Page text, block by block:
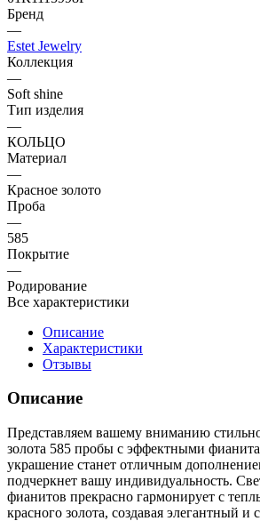
Бренд
—
Estet Jewelry
Коллекция
—
Soft shine
Тип изделия
—
КОЛЬЦО
Материал
—
Красное золото
Проба
—
585
Покрытие
—
Родирование
Все характеристики
Описание
Характеристики
Отзывы
Описание
Представляем вашему вниманию
золота 585 пробы с эффектными
украшение станет отличным
подчеркнет вашу индивидуальность.
фианитов прекрасно гармонирует с
красного золота, создавая элегантный и